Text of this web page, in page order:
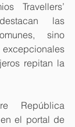
Travellers’
las
sino
repitan la
República
el portal de